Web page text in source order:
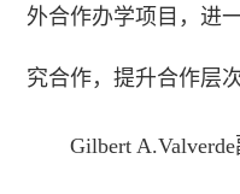
外合作办学项目，进
究合作，提升合作层
Gilbert